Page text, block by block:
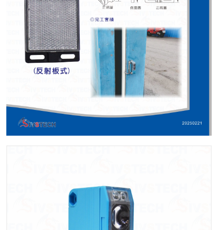
監控系統系列
影視對講整合系統系列
數位看板系列